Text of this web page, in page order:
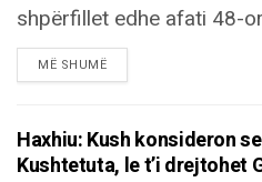
shpërfillet edhe afati 48-
MË SHUMËDETAILS
Haxhiu: Kush konsideron
Kushtetuta, le t’i drejtohet